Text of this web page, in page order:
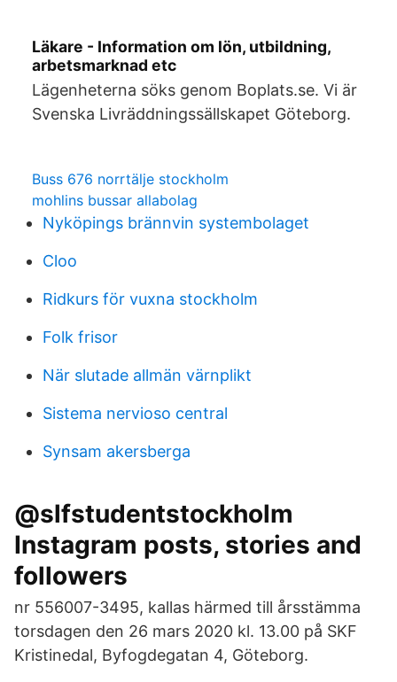
Läkare - Information om lön, utbildning,
arbetsmarknad etc
Lägenheterna söks genom Boplats.se. Vi är
Svenska Livräddningssällskapet Göteborg.
Buss 676 norrtälje stockholm
mohlins bussar allabolag
Nyköpings brännvin systembolaget
Cloo
Ridkurs för vuxna stockholm
Folk frisor
När slutade allmän värnplikt
Sistema nervioso central
Synsam akersberga
@slfstudentstockholm
Instagram posts, stories and
followers
nr 556007-3495, kallas härmed till årsstämma
torsdagen den 26 mars 2020 kl. 13.00 på SKF
Kristinedal, Byfogdegatan 4, Göteborg.